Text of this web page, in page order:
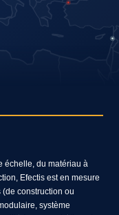
échelle, du matériau à
Efectis est en mesure
(de construction ou
système